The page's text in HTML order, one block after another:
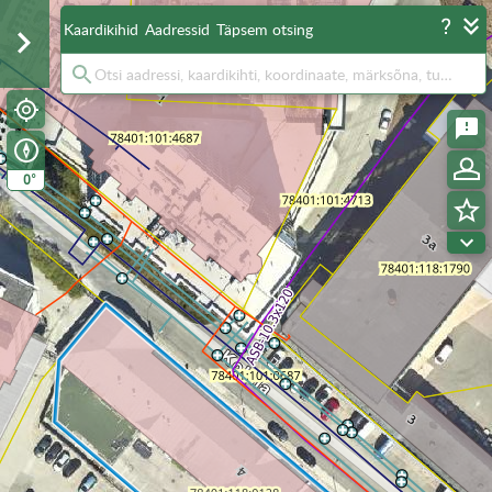
0°
Kaardikihid Aadressid Täpsem otsing